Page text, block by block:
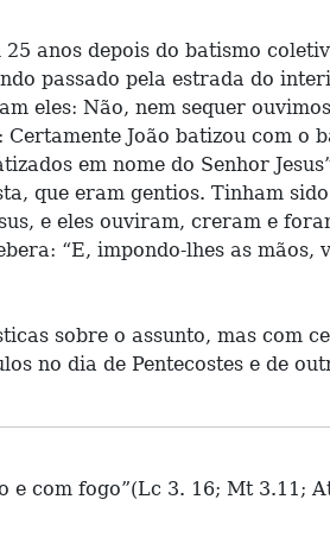
anos depois do batismo
passado pela estrada do
eles: Não, nem sequer
João batizou com
em nome do Senhor
que eram gentios. Tinham
e eles ouviram, creram e
“E, impondo-lhes as
sobre o assunto, mas com
no dia de Pentecostes e de
e com fogo”(Lc 3. 16; Mt 3.11;